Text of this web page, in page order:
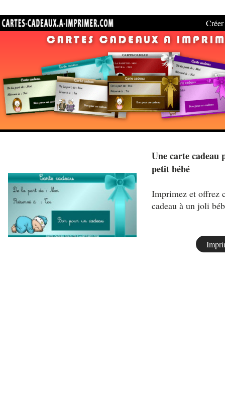
Créer
Une carte
petit bébé
Imprimez et offrez
cadeau à un joli